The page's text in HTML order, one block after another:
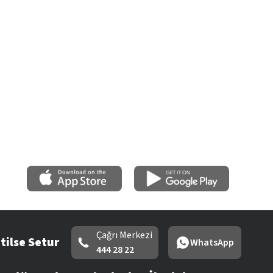
Setur
Çağrı Merkezi
444 28 22
WhatsApp